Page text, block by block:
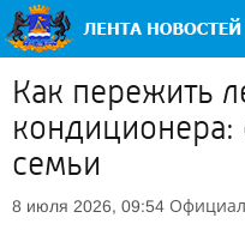
Как пережить
кондиционера:
семьи
8 июля 2026, 09:54